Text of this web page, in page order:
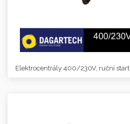
Elektrocentrály 400/230V, ruční start